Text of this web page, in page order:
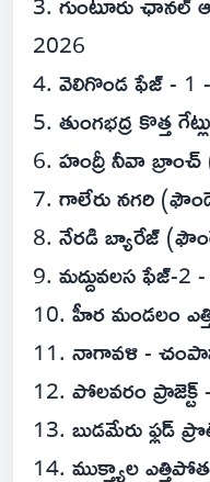
2026
4. వెలిగొండ ఫేజ్ - 1 -
5. తుంగభద్ర కొత్త
6. హంద్రీ నీవా
7. గాలేరు నగరి
8. నేరడి బ్యారేజ్
9. మద్దువలస ఫేజ్-2
10. హీర మండలం
11. నాగావళి -
12. పోలవరం
13. బుడమేరు ఫ్లడ్
14. ముక్త్యాల